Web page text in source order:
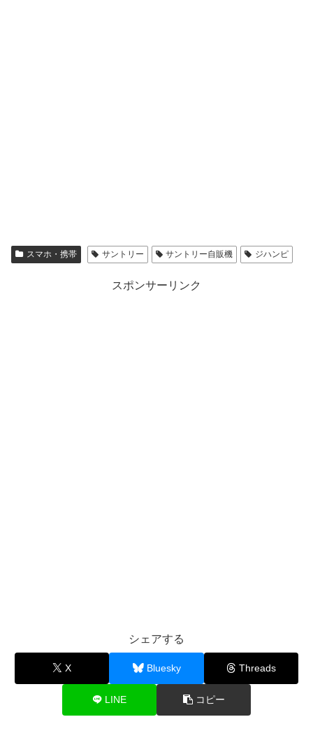
スマホ・携帯 サントリー サントリー自販機 ジハンピ
スポンサーリンク
シェアする
X Bluesky Threads
LINE コピー